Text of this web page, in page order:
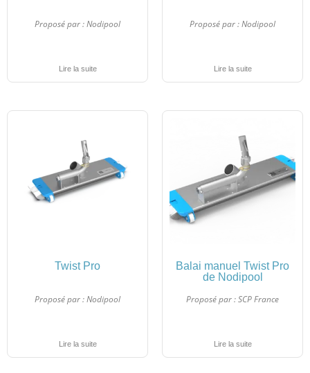
Proposé par :Nodipool
Lire la suite
Proposé par :Nodipool
Lire la suite
Twist Pro
Proposé par :Nodipool
Lire la suite
Balai manuel Twist Pro
de Nodipool
Proposé par :SCP France
Lire la suite